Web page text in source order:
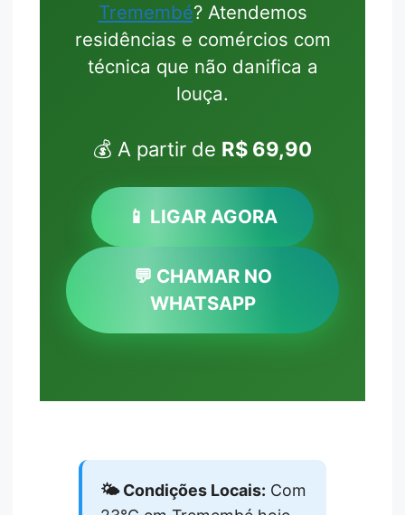
Tremembé? Atendemos
residências e comércios com
técnica que não danifica a
louça.
💰 A partir de R$ 69,90
📱 LIGAR AGORA
💬 CHAMAR NO
WHATSAPP
🌤️ Condições Locais: Com